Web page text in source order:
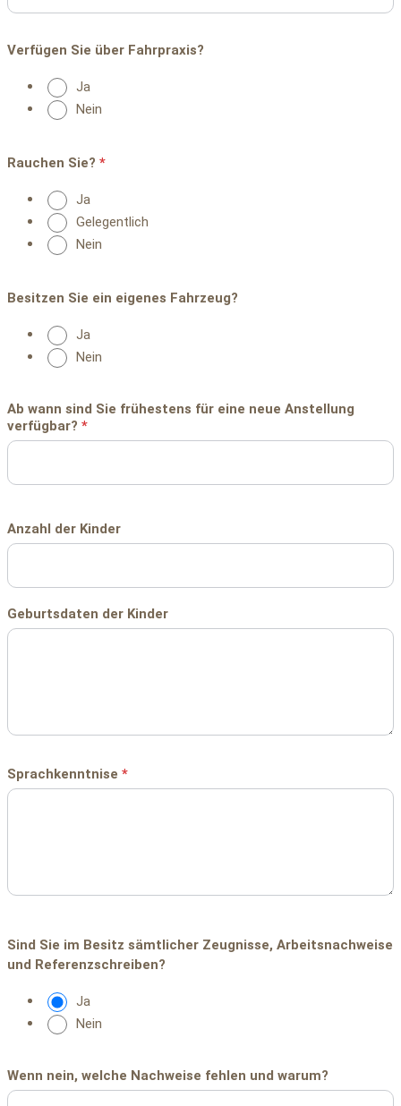
Verfügen Sie über Fahrpraxis?
Ja
Nein
Rauchen Sie? *
Ja
Gelegentlich
Nein
Besitzen Sie ein eigenes Fahrzeug?
Ja
Nein
Ab wann sind Sie frühestens für eine neue Anstellung
verfügbar? *
Anzahl der Kinder
Geburtsdaten der Kinder
Sprachkenntnise *
Sind Sie im Besitz sämtlicher Zeugnisse, Arbeitsnachweise
und Referenzschreiben?
Ja
Nein
Wenn nein, welche Nachweise fehlen und warum?